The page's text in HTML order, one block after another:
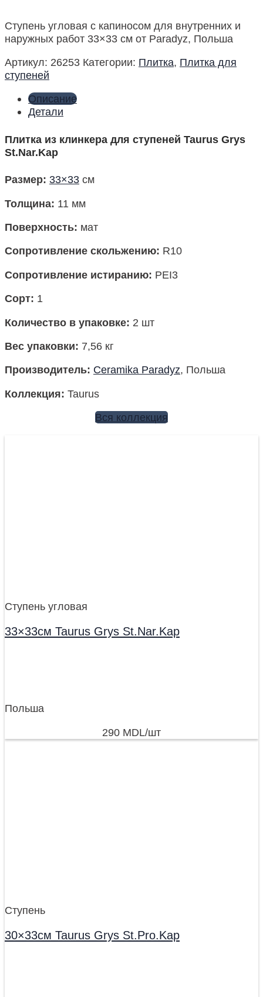
Ступень угловая с капиносом для внутренних и
наружных работ 33×33 см от Paradyz, Польша
Артикул: 26253 Категории: Плитка, Плитка для
ступеней
Описание
Детали
Плитка из клинкера для ступеней Taurus Grys
St.Nar.Kap
Размер: 33×33 см
Толщина: 11 мм
Поверхность: мат
Сопротивление скольжению: R10
Сопротивление истиранию: PEI3
Сорт: 1
Количество в упаковке: 2 шт
Вес упаковки: 7,56 кг
Производитель: Ceramika Paradyz, Польша
Коллекция: Taurus
Вся коллекция
Ступень угловая
33×33см Taurus Grys St.Nar.Kap
Польша
290 MDL/шт
Ступень
30×33см Taurus Grys St.Pro.Kap